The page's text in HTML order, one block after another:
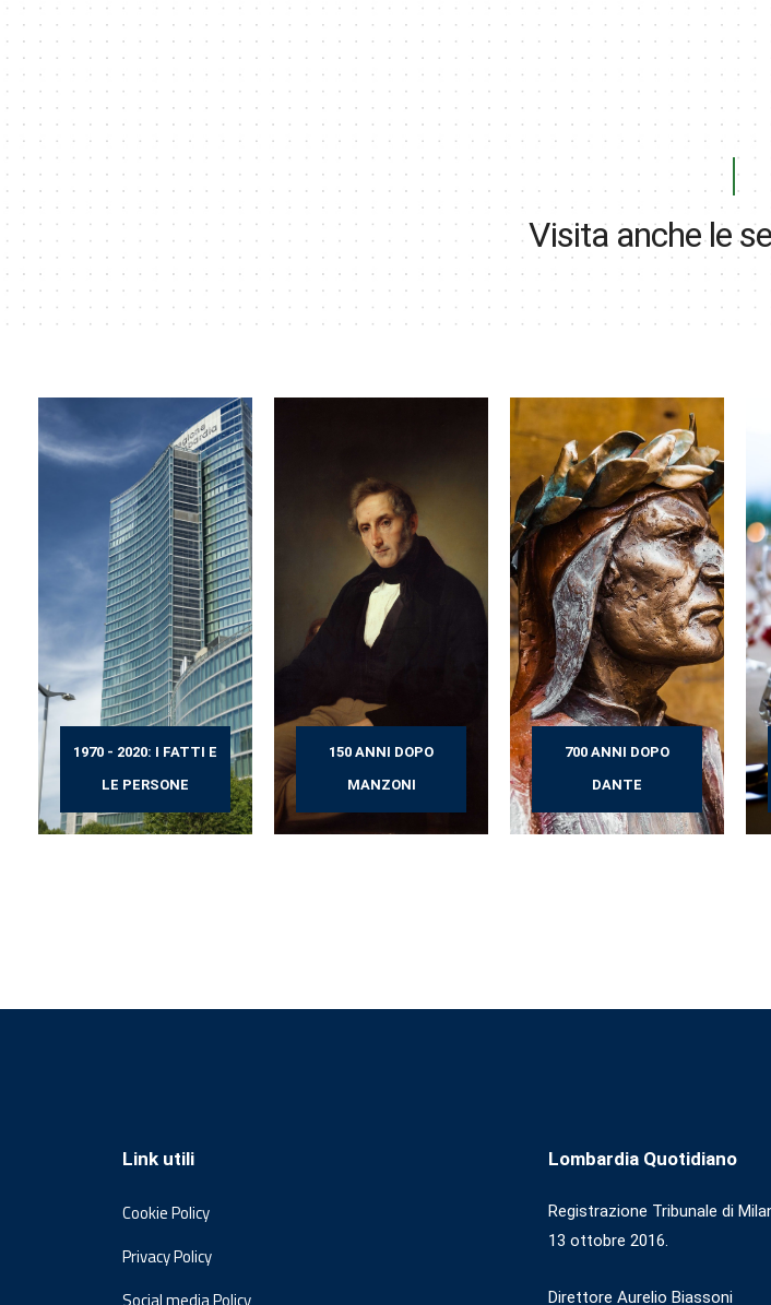
Visita anche le
1970 - 2020: I FATTI E
LE PERSONE
150 ANNI DOPO
MANZONI
700 ANNI DOPO
DANTE
Link utili
Cookie Policy
Privacy Policy
Lombardia Quotidiano
Registrazione Tribunale di
13 ottobre 2016.
Direttore Aurelio Biassoni